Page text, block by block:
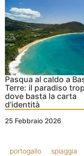
Pasqua al caldo a
Terre: il paradiso
dove basta la carta
d’identità
25 Febbraio 2026
portogallo spiaggia